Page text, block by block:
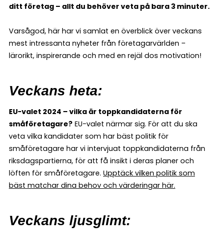
ditt företag – allt du behöver veta på bara 3 minuter.
Varsågod, här har vi samlat en överblick över veckans
mest intressanta nyheter från företagarvärlden –
lärorikt, inspirerande och med en rejäl dos motivation!
Veckans heta:
EU-valet 2024 – vilka är toppkandidaterna för
småföretagare? EU-valet närmar sig. För att du ska
veta vilka kandidater som har bäst politik för
småföretagare har vi intervjuat toppkandidaterna från
riksdagspartierna, för att få insikt i deras planer och
löften för småföretagare. Upptäck vilken politik som
bäst matchar dina behov och värderingar här.
Veckans ljusglimt: